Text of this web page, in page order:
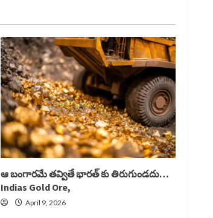
ఆ బంగారమే తవ్వితే భారత్ కు తిరుగుండదు…
Indias Gold Ore,
April 9, 2026